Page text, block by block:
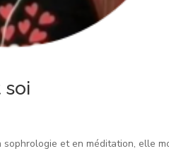
soi
et en méditation, elle